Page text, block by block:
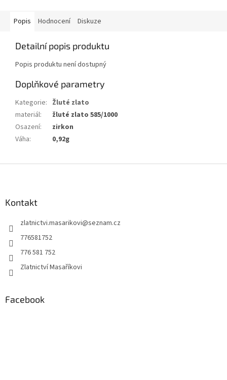
Popis Hodnocení Diskuze
Detailní popis produktu
Popis produktu není dostupný
Doplňkové parametry
Kategorie: Žluté zlato
materiál:
žluté zlato 585/1000
Osazení:
zirkon
Váha: 0,92g
Kontakt
zlatnictvi.masarikovi@seznam.cz
776581752
776 581 752
Zlatnictví Masaříkovi
Facebook